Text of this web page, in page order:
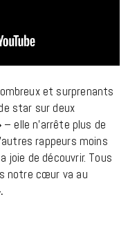
et surprenants
star sur deux
– elle n’arrête plus de
rappeurs moins
joie de découvrir. Tous
notre cœur va au